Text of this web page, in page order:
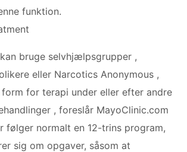
funktion.
bruge selvhjælpsgrupper ,
eller Narcotics Anonymous ,
for terapi under eller efter andre
, foreslår MayoClinic.com
følger normalt en 12-trins program,
sig om opgaver, såsom at